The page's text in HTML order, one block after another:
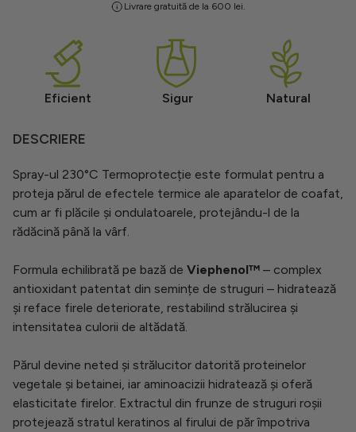
Livrare gratuită de la 600 lei.
Eficient Sigur Natural
DESCRIERE
Spray-ul 230°C Termoprotecție este formulat pentru a
proteja părul de efectele termice ale aparatelor de coafat,
cum ar fi plăcile și ondulatoarele, protejându-l de la
rădăcină până la vârf.
Formula echilibrată pe bază de Viephenol™ – complex
antioxidant patentat din semințe de struguri – hidratează
și reface firele deteriorate, restabilind strălucirea și
intensitatea culorii de altădată.
Părul devine neted și strălucitor datorită proteinelor
vegetale și betainei, iar aminoacizii hidratează și oferă
elasticitate firelor. Extractul din frunze de struguri roșii
protejează stratul keratinos al firului de păr împotriva